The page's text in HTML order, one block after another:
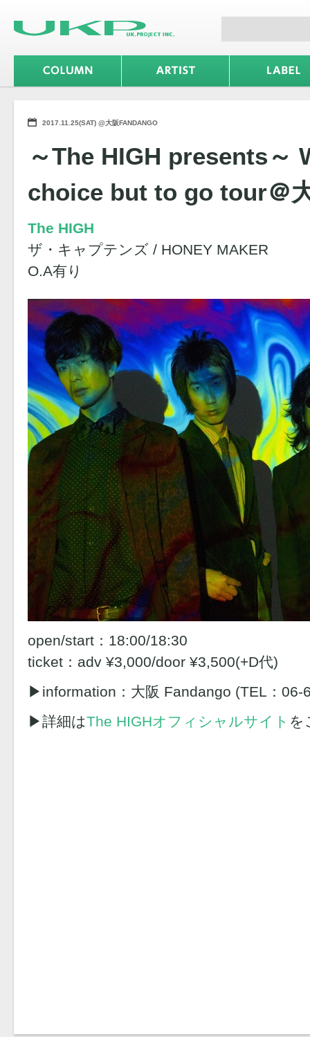
2017.11.25(SAT) @大阪FANDANGO
～The HIGH presents～
choice but to go tour＠
The HIGH
ザ・キャプテンズ / HONEY MAKER
O.A有り
open/start：18:00/18:30
ticket：adv ¥3,000/door ¥3,500(+D代)
▶︎information：大阪 Fandango (TEL：06-
▶︎詳細はThe HIGHオフィシャルサイト を